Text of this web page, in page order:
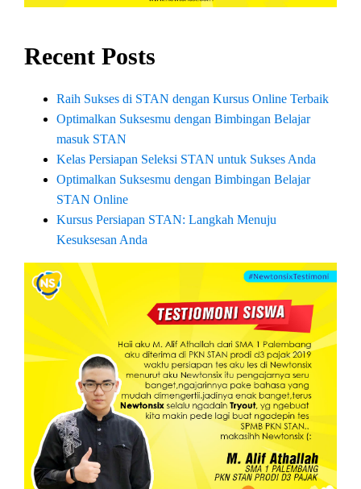
Recent Posts
Raih Sukses di STAN dengan Kursus Online Terbaik
Optimalkan Suksesmu dengan Bimbingan Belajar
masuk STAN
Kelas Persiapan Seleksi STAN untuk Sukses Anda
Optimalkan Suksesmu dengan Bimbingan Belajar
STAN Online
Kursus Persiapan STAN: Langkah Menuju
Kesuksesan Anda